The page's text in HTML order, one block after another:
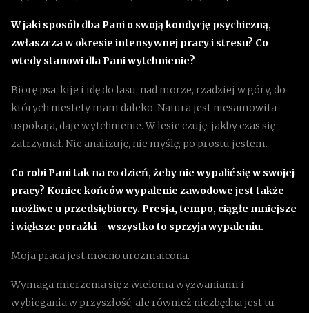
W jaki sposób dba Pani o swoją kondycję psychiczną,
zwłaszcza w okresie intensywnej pracy i stresu? Co
wtedy stanowi dla Pani wytchnienie?
Biorę psa, kije i idę do lasu, nad morze, rzadziej w góry, do
których niestety mam daleko. Natura jest niesamowita –
uspokaja, daje wytchnienie. W lesie czuję, jakby czas się
zatrzymał. Nie analizuję, nie myślę, po prostu jestem.
Co robi Pani tak na co dzień, żeby nie wypalić się w swojej
pracy? Koniec końców wypalenie zawodowe jest także
możliwe u przedsiębiorcy. Presja, tempo, ciągłe mniejsze
i większe porażki – wszystko to sprzyja wypaleniu.
Moja praca jest mocno urozmaicona.
Wymaga mierzenia się z wieloma wyzwaniami i
wybiegania w przyszłość, ale również niezbędna jest tu